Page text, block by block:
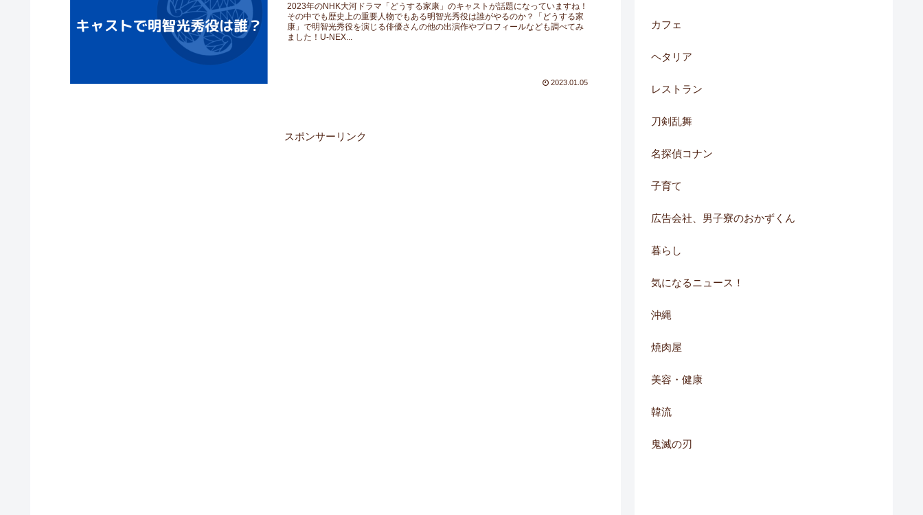
2023年のNHK大河ドラマ「どうする家康」のキャストが話題になっていますね！
その中でも歴史上の重要人物でもある明智光秀役は誰がやるのか？「どうする家
康」で明智光秀役を演じる俳優さんの他の出演作やプロフィールなども調べてみ
ました！U-NEX...
2023.01.05
スポンサーリンク
カフェ
ヘタリア
レストラン
刀剣乱舞
名探偵コナン
子育て
広告会社、男子寮のおかずくん
暮らし
気になるニュース！
沖縄
焼肉屋
美容・健康
韓流
鬼滅の刃